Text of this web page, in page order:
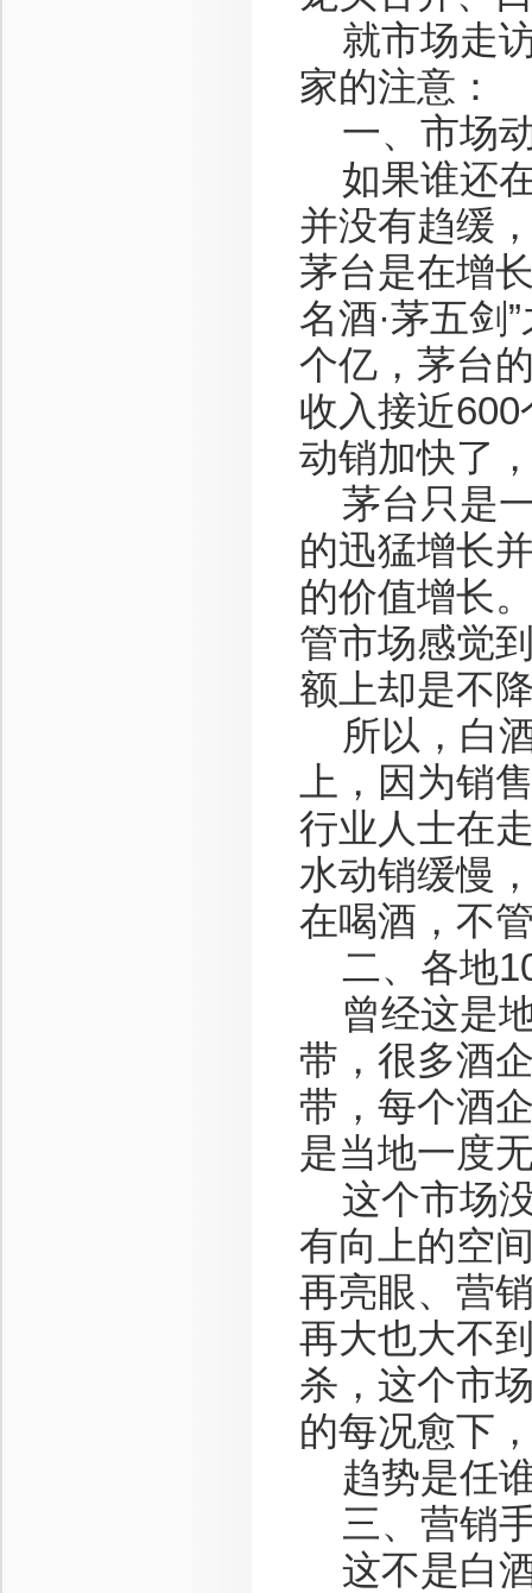
就市场走
家的注意：
一、市场
如果谁还
并没有趋缓
茅台是在增
名酒·茅五剑
个亿，茅台
收入接近
动销加快了
茅台只是
的迅猛增长
的价值增长
管市场感觉
额上却是不
所以，白
上，因为销
行业人士在
水动销缓慢
在喝酒，不
二、各地
曾经这是
带，很多酒
带，每个酒
是当地一度
这个市场
有向上的空
再亮眼、营
再大也大不
杀，这个市
的每况愈下
趋势是任
三、营销
这不是白